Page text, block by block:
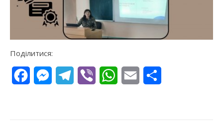
Поділитися:
FacebookMessengerTelegram
Viber WhatsApp
Email